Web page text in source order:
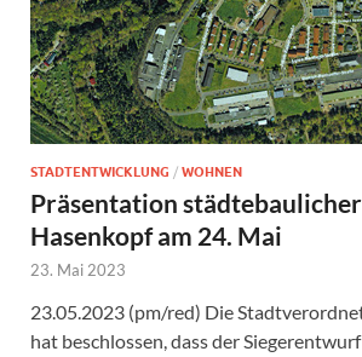
STADTENTWICKLUNG / WOHNEN
Präsentation
Hasenkopf am 24. Mai
23. Mai 2023
23.05.2023 (pm/red) Die
hat beschlossen, dass der